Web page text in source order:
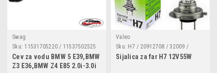
Swag
Sku: 11531705220 / 11537502525
/ 20945351 / 20945351
Cev za vodu BMW 5 E39,BMW
Z3 E36,BMW Z4 E85 2.0i-3.0i
Valeo
Sku: H7 / 20912708 / 32009 /
14145090 / N10320101 /
N10320102 / N10320103 /
Sijalica za far H7 12V55W